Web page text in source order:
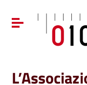
Vai al menu di
Vai al footer
Attiva / disattiva la